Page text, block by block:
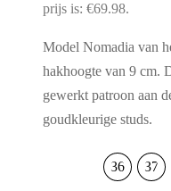
prijs is: €69.98.
Model Nomadia van
hakhoogte van 9 cm.
gewerkt patroon aan
goudkleurige studs.
36 37